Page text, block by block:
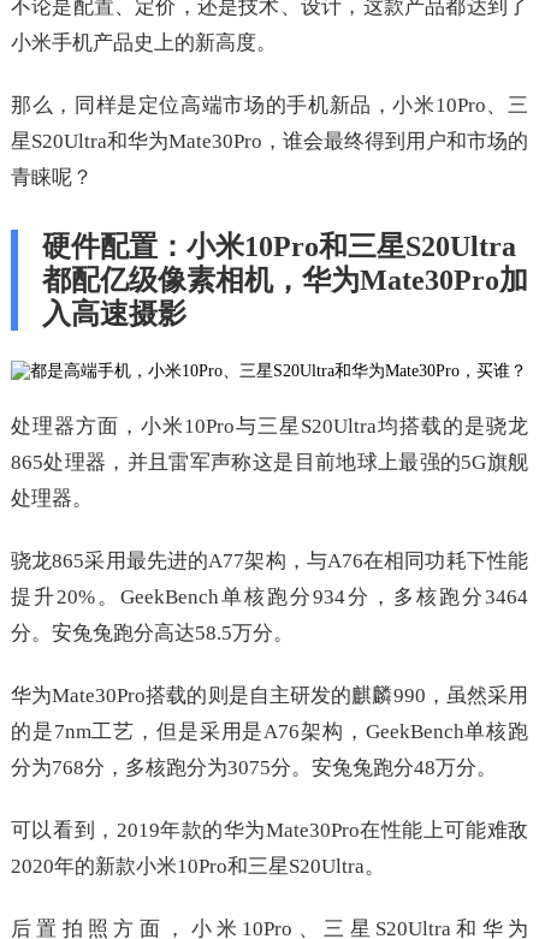
不论是配置、定价，还是技术、设计，这款产品都达到了
小米手机产品史上的新高度。
那么，同样是定位高端市场的手机新品，小米10Pro、三
星S20Ultra和华为Mate30Pro，谁会最终得到用户和市场的
青睐呢？
硬件配置：小米10Pro和三星S20Ultra
都配亿级像素相机，华为Mate30Pro加
入高速摄影
处理器方面，小米10Pro与三星S20Ultra均搭载的是骁龙
865处理器，并且雷军声称这是目前地球上最强的5G旗舰
处理器。
骁龙865采用最先进的A77架构，与A76在相同功耗下性能
提升20%。GeekBench单核跑分934分，多核跑分3464
分。安兔兔跑分高达58.5万分。
华为Mate30Pro搭载的则是自主研发的麒麟990，虽然采用
的是7nm工艺，但是采用是A76架构，GeekBench单核跑
分为768分，多核跑分为3075分。安兔兔跑分48万分。
可以看到，2019年款的华为Mate30Pro在性能上可能难敌
2020年的新款小米10Pro和三星S20Ultra。
后置拍照方面，小米10Pro、三星S20Ultra和华为